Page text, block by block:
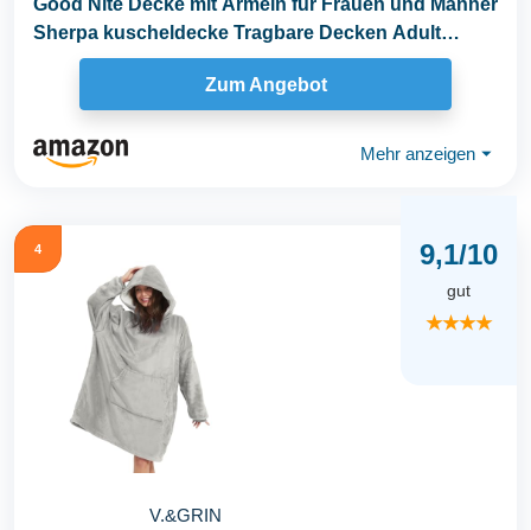
Good Nite Decke mit Ärmeln für Frauen und Männer
Sherpa kuscheldecke Tragbare Decken Adult
Cosy...
Zum Angebot
Mehr anzeigen ⏷
4
V.&GRIN
9,1/10
gut
★★★★